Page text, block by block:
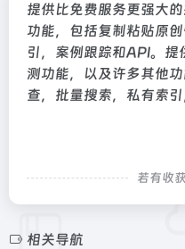
提供比免费服务更强大
功能，包括复制粘贴原
引，案例跟踪和API。
测功能，以及许多其他
查，批量搜索，私有索引
若有收
相关导航